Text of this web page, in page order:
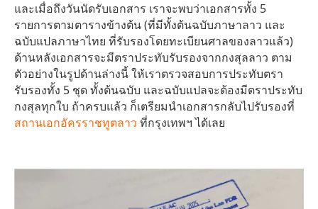
และเมื่อถึงวันนัดรับเอกสาร เราจะพบว่าเอกสารทั้ง 5
รายการตามตารางข้างต้น (ที่มีทั้งต้นฉบับภาษาลาว และ
ฉบับแปลภาษาไทย ที่รับรองโดยทะเบียนศาลของลาวแล้ว)
ด้านหลังเอกสารจะมีตราประทับรับรองจากกงสุลลาว ตาม
ตัวอย่างในรูปด้านล่างนี้ ให้เราตรวจสอบการประทับตรา
รับรองทั้ง 5 ชุด ทั้งต้นฉบับ และฉบับแปลจะต้องมีตราประทับ
กงสุลทุกใบ ถ้าครบแล้ว ก็เตรียมนำเอกสารกลับไปรับรองที่
สถานเอกอัครราชทูตลาว ที่กรุงเทพฯ ได้เลย